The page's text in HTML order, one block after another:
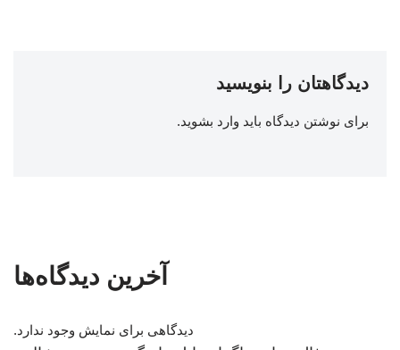
دیدگاهتان را بنویسید
برای نوشتن دیدگاه باید وارد بشوید.
آخرین دیدگاه‌ها
دیدگاهی برای نمایش وجود ندارد.